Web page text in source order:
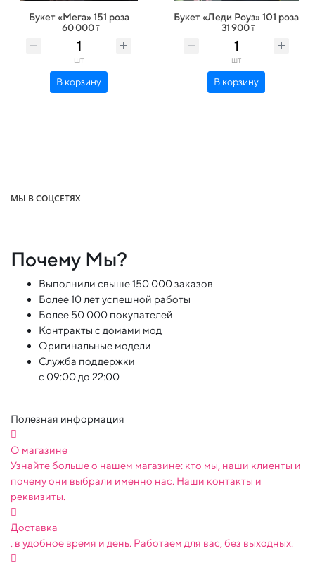
Букет «Мега» 151 роза
60 000₸
шт
В корзину
Букет «Леди Роуз» 101 роза
31 900₸
шт
В корзину
МЫ В СОЦСЕТЯХ
Почему Мы?
Выполнили свыше 150 000 заказов
Более 10 лет успешной работы
Более 50 000 покупателей
Контракты с домами мод
Оригинальные модели
Служба поддержки
с 09:00 до 22:00
Полезная информация
О магазине
Узнайте больше о нашем магазине: кто мы, наши клиенты и
почему они выбрали именно нас. Наши контакты и
реквизиты.
Доставка
, в удобное время и день. Работаем для вас, без выходных.